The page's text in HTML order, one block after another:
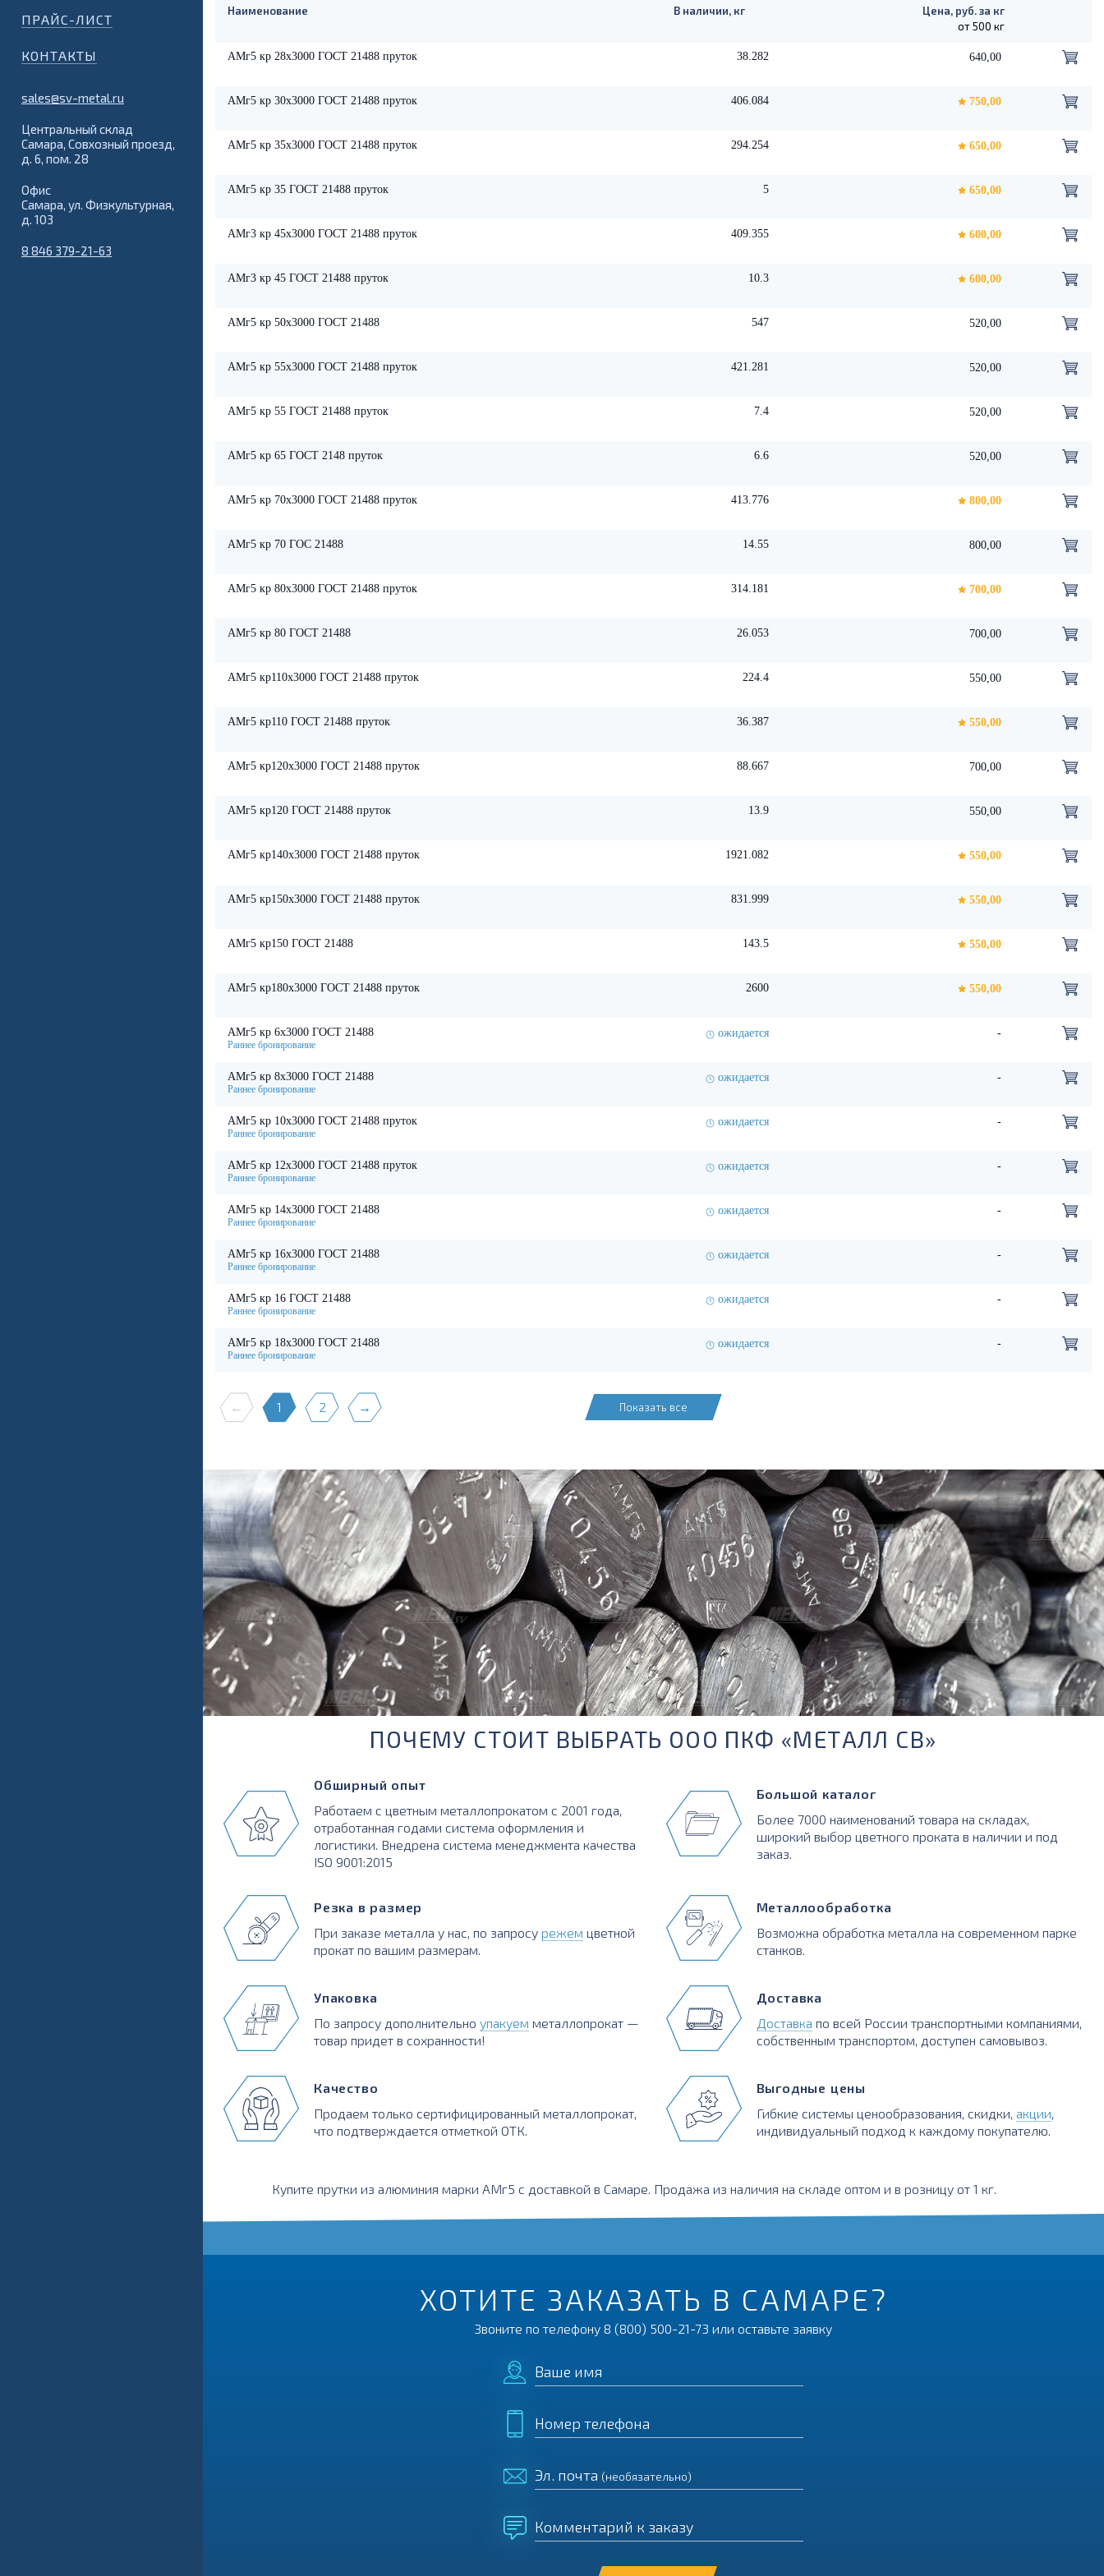
ПРАЙС-ЛИСТ
КОНТАКТЫ
sales@sv-metal.ru
Центральный склад
Самара, Совхозный проезд,
д. 6, пом. 28
Офис
Самара, ул. Физкультурная,
д. 103
8 846 379-21-63
Наименование В наличии, кг
Цена, руб. за кг
от 500 кг
АМг5 кр 28х3000 ГОСТ 21488 пруток 38.282 640,00
АМг5 кр 30х3000 ГОСТ 21488 пруток 406.084 750,00
АМг5 кр 35х3000 ГОСТ 21488 пруток 294.254 650,00
АМг5 кр 35 ГОСТ 21488 пруток 5 650,00
АМг3 кр 45х3000 ГОСТ 21488 пруток 409.355 600,00
АМг3 кр 45 ГОСТ 21488 пруток 10.3 600,00
АМг5 кр 50х3000 ГОСТ 21488 547 520,00
АМг5 кр 55х3000 ГОСТ 21488 пруток 421.281 520,00
АМг5 кр 55 ГОСТ 21488 пруток 7.4 520,00
АМг5 кр 65 ГОСТ 2148 пруток 6.6 520,00
АМг5 кр 70х3000 ГОСТ 21488 пруток 413.776 800,00
АМг5 кр 70 ГОС 21488 14.55 800,00
АМг5 кр 80х3000 ГОСТ 21488 пруток 314.181 700,00
АМг5 кр 80 ГОСТ 21488 26.053 700,00
АМг5 кр110х3000 ГОСТ 21488 пруток 224.4 550,00
АМг5 кр110 ГОСТ 21488 пруток 36.387 550,00
АМг5 кр120х3000 ГОСТ 21488 пруток 88.667 700,00
АМг5 кр120 ГОСТ 21488 пруток 13.9 550,00
АМг5 кр140х3000 ГОСТ 21488 пруток 1921.082 550,00
АМг5 кр150х3000 ГОСТ 21488 пруток 831.999 550,00
АМг5 кр150 ГОСТ 21488 143.5 550,00
АМг5 кр180х3000 ГОСТ 21488 пруток 2600 550,00
АМг5 кр 6х3000 ГОСТ 21488 ожидается -
АМг5 кр 8х3000 ГОСТ 21488 ожидается -
АМг5 кр 10х3000 ГОСТ 21488 пруток ожидается -
АМг5 кр 12х3000 ГОСТ 21488 пруток ожидается -
АМг5 кр 14х3000 ГОСТ 21488 ожидается -
АМг5 кр 16х3000 ГОСТ 21488 ожидается -
АМг5 кр 16 ГОСТ 21488 ожидается -
АМг5 кр 18х3000 ГОСТ 21488 ожидается -
← 1 2 → Показать все
ПОЧЕМУ СТОИТ ВЫБРАТЬ ООО ПКФ «МЕТАЛЛ СВ»
Обширный опыт
Работаем с цветным металлопрокатом с 2001 года,
отработанная годами система оформления и
логистики. Внедрена система менеджмента качества
ISO 9001:2015
Резка в размер
При заказе металла у нас, по запросу режем цветной
прокат по вашим размерам.
Упаковка
По запросу дополнительно упакуем металлопрокат —
товар придет в сохранности!
Качество
Продаем только сертифицированный металлопрокат,
что подтверждается отметкой ОТК.
Большой каталог
Более 7000 наименований товара на складах,
широкий выбор цветного проката в наличии и под
заказ.
Металлообработка
Возможна обработка металла на современном парке
станков.
Доставка
Доставка по всей России транспортными компаниями,
собственным транспортом, доступен самовывоз.
Выгодные цены
Гибкие системы ценообразования, скидки, акции
индивидуальный подход к каждому покупателю.
Купите прутки из алюминия марки АМг5 с доставкой в Самаре. Продажа из наличия на складе оптом и в розницу от 1 кг.
ХОТИТЕ ЗАКАЗАТЬ В САМАРЕ?
Звоните по телефону 8 (800) 500-21-73 или оставьте заявку
Ваше имя
Номер телефона
Эл. почта (необязательно)
Комментарий к заказу